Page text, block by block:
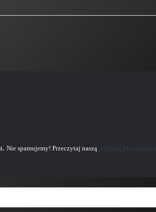
Nie spamujemy! Przeczytaj naszą politykę prywatności